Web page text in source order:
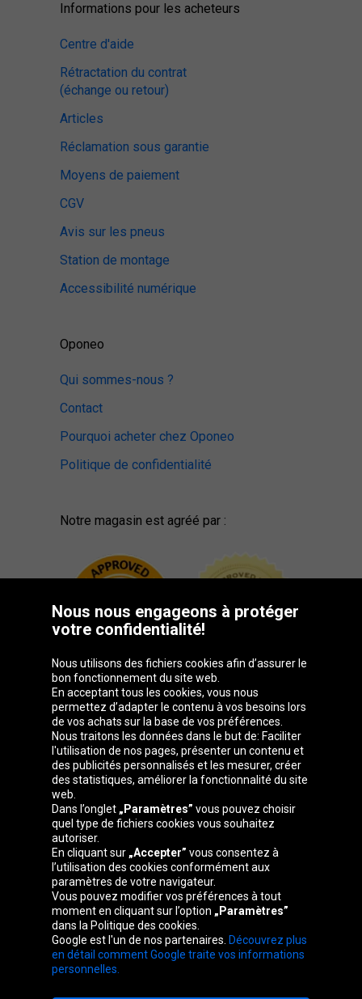
Informations pour les acheteurs
Centre d'aide
Rétractation du contrat
(échange ou retour)
Articles
Réclamation sous garantie
Moyens de paiement
CGV
Avis sur les pneus
Station de montage
Accessibilité numérique
Oponeo
Qui sommes-nous ?
Contact
Pourquoi acheter chez Oponeo
Politique de confidentialité
Notre magasin est agréé par :
Groupe Oponeo
Česká
republika
Deutschland Éire España
France Italia Magyarország Nederland
Österreich Polska
Slovenská
republika
United
Kingdom
Nous nous engageons à protéger
votre confidentialité!
Nous utilisons des fichiers cookies afin d’assurer le
bon fonctionnement du site web.
En acceptant tous les cookies, vous nous
permettez d’adapter le contenu à vos besoins lors
de vos achats sur la base de vos préférences.
Nous traitons les données dans le but de: Faciliter
l'utilisation de nos pages, présenter un contenu et
des publicités personnalisés et les mesurer, créer
des statistiques, améliorer la fonctionnalité du site
web.
Dans l’onglet „Paramètres” vous pouvez choisir
quel type de fichiers cookies vous souhaitez
autoriser.
En cliquant sur „Accepter” vous consentez à
l’utilisation des cookies conformément aux
paramètres de votre navigateur.
Vous pouvez modifier vos préférences à tout
moment en cliquant sur l’option „Paramètres”
dans la Politique des cookies.
Google est l'un de nos partenaires. Découvrez plus
en détail comment Google traite vos informations
personnelles.